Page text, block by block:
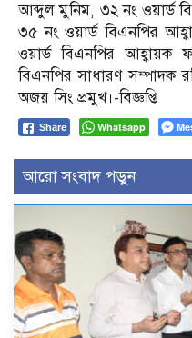
আব্দুল মুনিম, ৩২ নং ওয়ার্ড
৩৫ নং ওয়ার্ড বিএনপির
ওয়ার্ড বিএনপির আহ্বায়ক
বিএনপির সাধারণ সম্পাদক
অজয় সিং প্রমুখ।-বিজ্ঞপ্তি
Share Whatsapp
আরো সংবাদ পড়ুন